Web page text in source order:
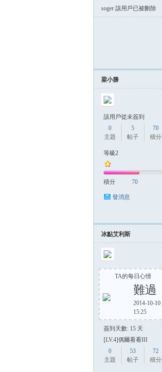
soger 該用戶已被刪除
梁小勝
該用戶從未簽到
0
主題
5
帖子
70
積分
等級2
積分 70
發消息
冰點艾利斯
TA的每日心情
難過
2014-10-10
15:25
簽到天數: 15 天
[LV.4]偶爾看看III
0
主題
53
帖子
72
積分